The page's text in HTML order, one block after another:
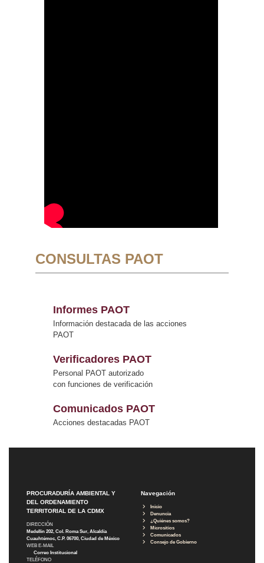
CONSULTAS PAOT
Informes PAOT
Información destacada de las acciones
PAOT
Verificadores PAOT
Personal PAOT autorizado
con funciones de verificación
Comunicados PAOT
Acciones destacadas PAOT
PROCURADURÍA AMBIENTAL Y
DEL ORDENAMIENTO
TERRITORIAL DE LA CDMX
DIRECCIÓN
Medellín 202, Col. Roma Sur, Alcaldía
Cuauhtémoc, C.P. 06700, Ciudad de México
WEB E-MAIL
Correo Institucional
TELÉFONO
Navegación
Inicio
Denuncia
¿Quiénes somos?
Micrositios
Comunicados
Consejo de Gobierno